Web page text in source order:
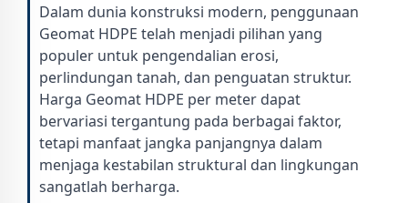
Dalam dunia konstruksi modern, penggunaan
Geomat HDPE telah menjadi pilihan yang
populer untuk pengendalian erosi,
perlindungan tanah, dan penguatan struktur.
Harga Geomat HDPE per meter dapat
bervariasi tergantung pada berbagai faktor,
tetapi manfaat jangka panjangnya dalam
menjaga kestabilan struktural dan lingkungan
sangatlah berharga.